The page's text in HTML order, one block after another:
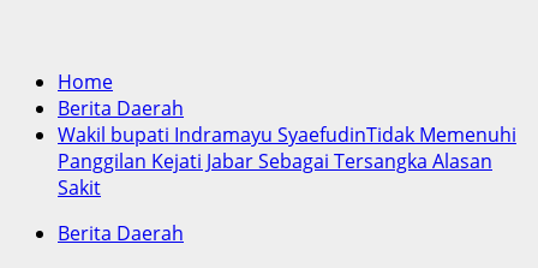
Home
Berita Daerah
Wakil bupati Indramayu SyaefudinTidak Memenuhi
Panggilan Kejati Jabar Sebagai Tersangka Alasan
Sakit
Berita Daerah